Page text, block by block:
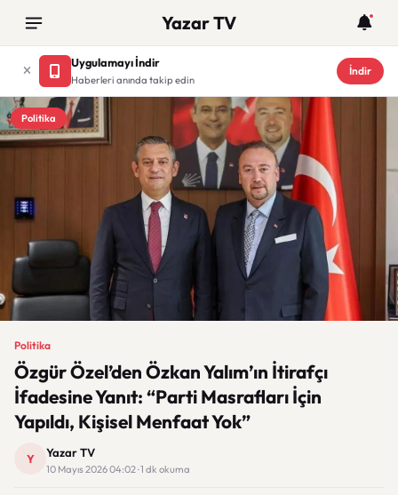
Yazar TV
Uygulamayı İndir
Haberleri anında takip edin
İndir
Politika
Politika
Özgür Özel’den Özkan Yalım’ın İtirafçı
İfadesine Yanıt: “Parti Masrafları İçin
Yapıldı, Kişisel Menfaat Yok”
Y Yazar TV
10 Mayıs 2026 04:02 · 1 dk okuma